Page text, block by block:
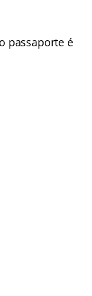
passaporte é